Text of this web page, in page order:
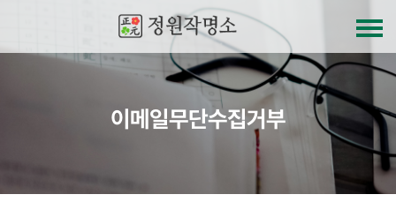
이메일무단수집거부